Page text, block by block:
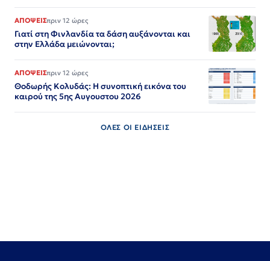
ΑΠΟΨΕΙΣπριν 12 ώρες
Γιατί στη Φινλανδία τα δάση αυξάνονται και
στην Ελλάδα μειώνονται;
ΑΠΟΨΕΙΣπριν 12 ώρες
Θοδωρής Κολυδάς: Η συνοπτική εικόνα του
καιρού της 5ης Αυγουστου 2026
ΟΛΕΣ ΟΙ ΕΙΔΗΣΕΙΣ